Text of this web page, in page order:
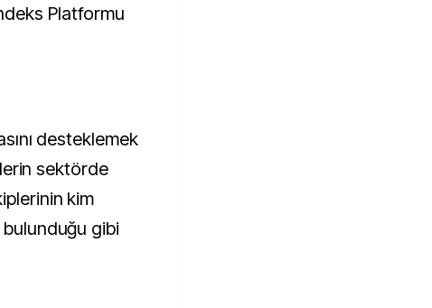
Platformu
desteklemek
sektörde
kim
gibi